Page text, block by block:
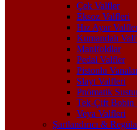
Çek Valfler
Eksoz Valfleri
Hız Ayar
Kumandalı
Manifoldlar
Pedal Valfler
Pistonlu
Slayt Valfleri
Pnömatik
Tek-Çift Bobin
Veya Valfleri
Şartlandırıcı &